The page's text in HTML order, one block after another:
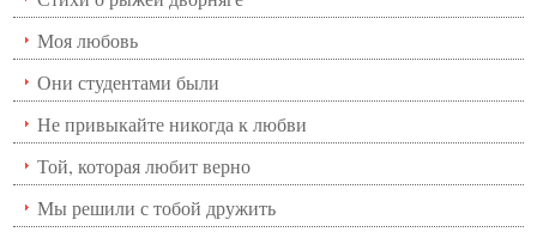
Моя любовь
Они студентами были
Не привыкайте никогда к любви
Той, которая любит верно
Мы решили с тобой дружить